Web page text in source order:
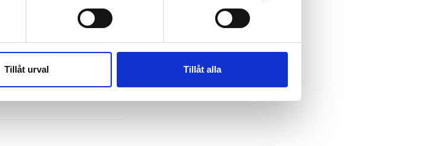
förklaringen.
även sådana identifierare och annan information från din enhet
vi samarbetar med. Dessa kan i sin tur kombinera informationen
Tillåt urval Tillåt alla